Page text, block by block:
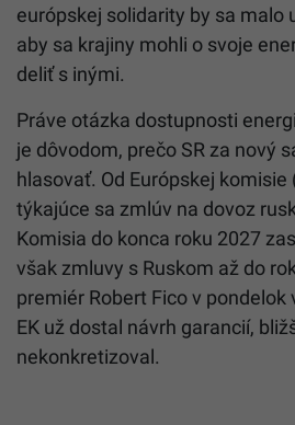
európskej solidarity by sa malo
aby sa krajiny mohli o svoje
deliť s inými.
Práve otázka dostupnosti
je dôvodom, prečo SR za nový
hlasovať. Od Európskej komisie
týkajúce sa zmlúv na dovoz
Komisia do konca roku 2027
však zmluvy s Ruskom až do
premiér Robert Fico v pondelok
EK už dostal návrh garancií,
nekonkretizoval.